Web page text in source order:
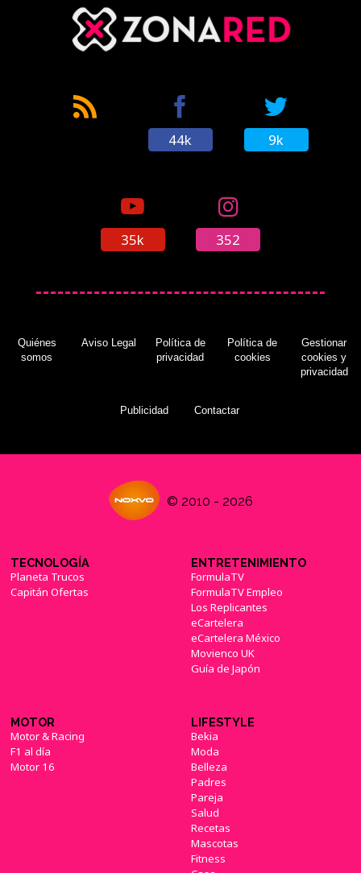
44k 9k
35k 352
Quiénes
somos
Aviso Legal
Política de
privacidad
Política de
cookies
Gestionar
cookies y
privacidad
Publicidad Contactar
© 2010 - 2026
TECNOLOGÍA
Planeta Trucos
Capitán Ofertas
ENTRETENIMIENTO
FormulaTV
FormulaTV Empleo
Los Replicantes
eCartelera
eCartelera México
Movienco UK
Guía de Japón
MOTOR
Motor & Racing
F1 al día
Motor 16
LIFESTYLE
Bekia
Moda
Belleza
Padres
Pareja
Salud
Recetas
Mascotas
Fitness